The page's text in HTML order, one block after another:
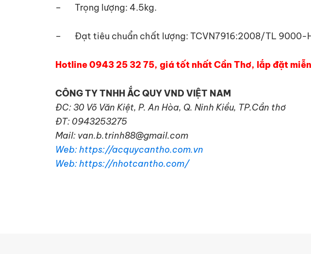
– Trọng lượng: 4.5kg.
– Đạt tiêu chuẩn chất lượng: TCVN7916:2008/TL 9000-
Hotline 0943 25 32 75, giá tốt nhất Cần Thơ, lắp đặt
CÔNG TY TNHH ẮC QUY VND VIỆT NAM
ĐC: 30 Võ Văn Kiệt, P. An Hòa, Q. Ninh Kiều, TP.Cần thơ
ĐT: 0943253275
Mail: van.b.trinh88@gmail.com
Web: https://acquycantho.com.vn
Web: https://nhotcantho.com/